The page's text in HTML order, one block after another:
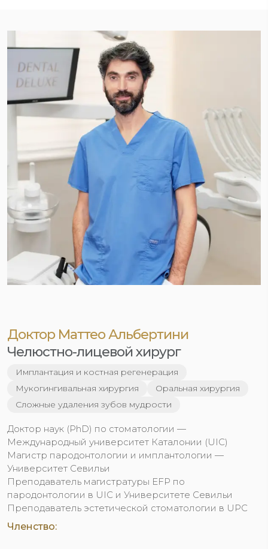
Доктор Маттео Альбертини
Челюстно-лицевой хирург
Имплантация и костная регенерация
Мукогингивальная хирургия
Оральная хирургия
Сложные удаления зубов мудрости
Доктор наук (PhD) по стоматологии —
Международный университет Каталонии (UIC)
Магистр пародонтологии и имплантологии —
Университет Севильи
Преподаватель магистратуры EFP по
пародонтологии в UIC и Университете Севильи
Преподаватель эстетической стоматологии в UPC
Членство: